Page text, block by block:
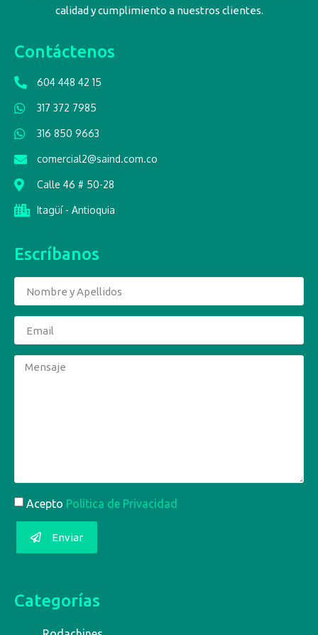
calidad y cumplimiento a nuestros clientes.
Contáctenos
604 448 42 15
317 372 7985
316 850 9663
comercial2@saind.com.co
Calle 46 # 50-28
Itagüí - Antioquia
Escríbanos
Acepto Política de Privacidad
Enviar
Categorías